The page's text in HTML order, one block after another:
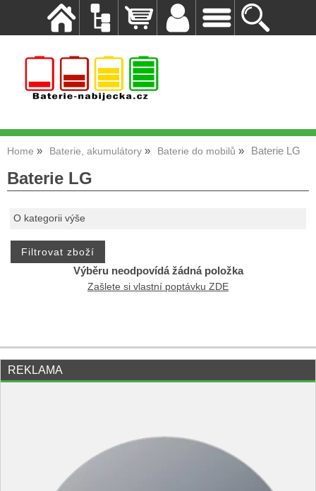
Home Baterie, akumulátory Baterie do mobilů Baterie LG
Baterie LG
O kategorii výše
Výběru neodpovídá žádná položka
Zašlete si vlastní poptávku ZDE
REKLAMA